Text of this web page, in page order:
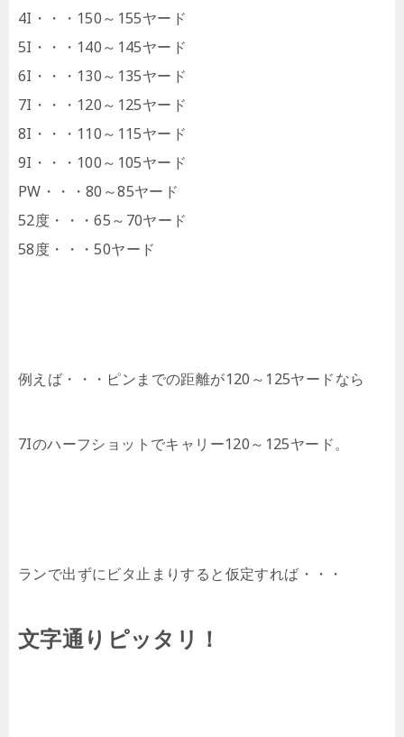
4I・・・150～155ヤード
5I・・・140～145ヤード
6I・・・130～135ヤード
7I・・・120～125ヤード
8I・・・110～115ヤード
9I・・・100～105ヤード
PW・・・80～85ヤード
52度・・・65～70ヤード
58度・・・50ヤード
例えば・・・ピンまでの距離が120～125ヤードなら
7Iのハーフショットでキャリー120～125ヤード。
ランで出ずにビタ止まりすると仮定すれば・・・
文字通りピッタリ！